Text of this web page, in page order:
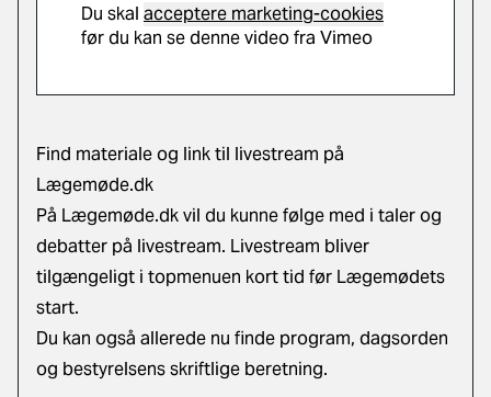
Du skal acceptere marketing-cookies
før du kan se denne video fra Vimeo
Find materiale og link til livestream på
Lægemøde.dk
På Lægemøde.dk vil du kunne følge med i taler og
debatter på livestream. Livestream bliver
tilgængeligt i topmenuen kort tid før Lægemødets
start.
Du kan også allerede nu finde program, dagsorden
og bestyrelsens skriftlige beretning.